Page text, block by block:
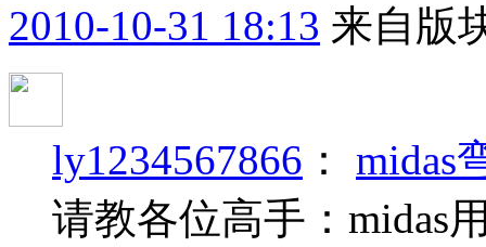
2010-10-31 18:13 来自版
ly1234567866 ： midas
请教各位高手：midas